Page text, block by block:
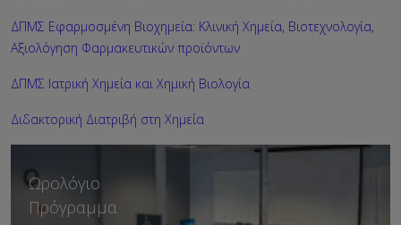
ΔΠΜΣ Εφαρμοσμένη Βιοχημεία: Κλινική Χημεία, Βιοτεχνολογία,
Αξιολόγηση Φαρμακευτικών προϊόντων
ΔΠΜΣ Ιατρική Χημεία και Χημική Βιολογία
Διδακτορική Διατριβή στη Χημεία
Οδηγός Σπουδών
Ακαδημαϊκό Έτος 2026-27
Ωρολόγιο
Πρόγραμμα